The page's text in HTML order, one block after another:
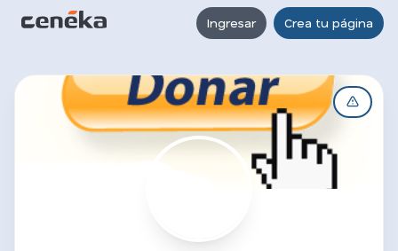
Ingresar Crea tu página